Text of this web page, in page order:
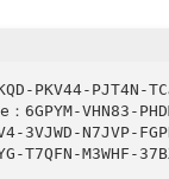
PKV44-PJT4N-
VHN83-
3VJWD-N7JVP-